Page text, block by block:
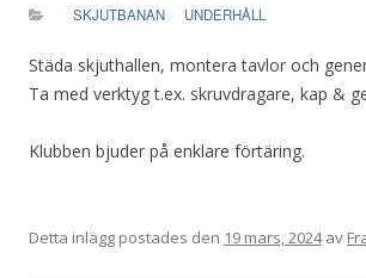
SKJUTBANAN UNDERHÅLL
Städa skjuthallen, montera tavlor och
Ta med verktyg t.ex. skruvdragare, kap &
Klubben bjuder på enklare förtäring.
Detta inlägg postades den 19 mars, 2024av